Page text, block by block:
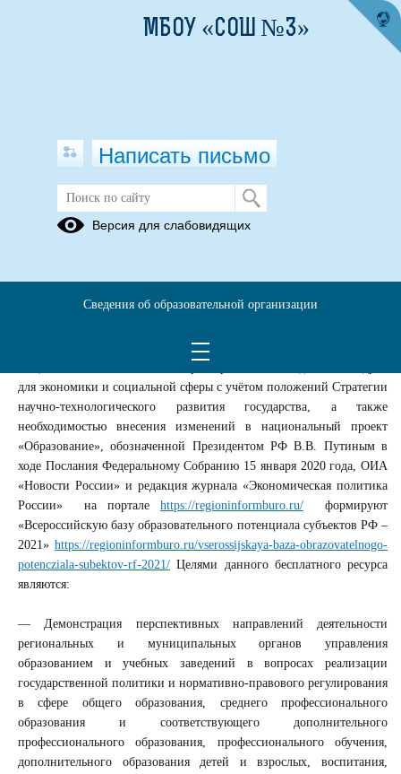
Всероссийская база
образовательного потенциала
2021 год
Руководствуясь задачей информирования широких кругов
для экономики и социальной сферы с учётом положений Стратегии
научно-технологического развития государства, а также
необходимостью внесения изменений в национальный проект
«Образование», обозначенной Президентом РФ В.В. Путиным в
ходе Послания Федеральному Собранию 15 января 2020 года, ОИА
«Новости России» и редакция журнала «Экономическая политика
России» на портале https://regioninformburo.ru/ формируют
«Всероссийскую базу образовательного потенциала субъектов РФ –
2021» https://regioninformburo.ru/vserossijskaya-baza-obrazovatelnogo-
potencziala-subektov-rf-2021/ Целями данного бесплатного ресурса
являются:
— Демонстрация перспективных направлений деятельности
региональных и муниципальных органов управления
образованием и учебных заведений в вопросах реализации
государственной политики и нормативно-правового регулирования
в сфере общего образования, среднего профессионального
образования и соответствующего дополнительного
профессионального образования, профессионального обучения,
дополнительного образования детей и взрослых, воспитания,
МБОУ «СОШ №3»
Написать письмо
Версия для слабовидящих
Сведения об образовательной организации